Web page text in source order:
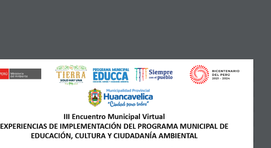
III Encuentro Municipal Virtual
EXPERIENCIAS DE IMPLEMENTACIÓN DEL PROGRAMA MUNICIPAL DE
EDUCACIÓN, CULTURA Y CIUDADANÍA AMBIENTAL